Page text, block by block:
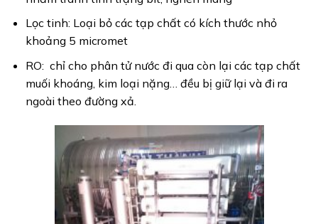
Lọc tinh: Loại bỏ các tạp chất có kích thước nhỏ
khoảng 5 micromet
RO: chỉ cho phân tử nước đi qua còn lại các tạp chất
muối khoáng, kim loại nặng… đều bị giữ lại và đi ra
ngoài theo đường xả.